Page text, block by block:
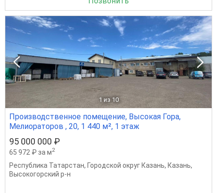
1 из 10
Производственное помещение, Высокая Гора,
Мелиораторов , 20, 1 440 м², 1 этаж
95 000 000 ₽
65 972 ₽ за м2
Республика Татарстан, Городской округ Казань, Казань,
Высокогорский р-н